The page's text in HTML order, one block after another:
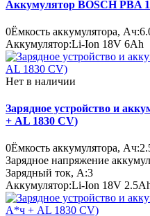
Аккумулятор BOSCH PBA
0Ёмкость аккумулятора, Ач:
Аккумулятор:Li-Ion 18V 6Ah
Нет в наличии
Зарядное устройство и
+ AL 1830 CV)
0Ёмкость аккумулятора, Ач:
Зарядное напряжение
Зарядный ток, A:3
Аккумулятор:Li-Ion 18V